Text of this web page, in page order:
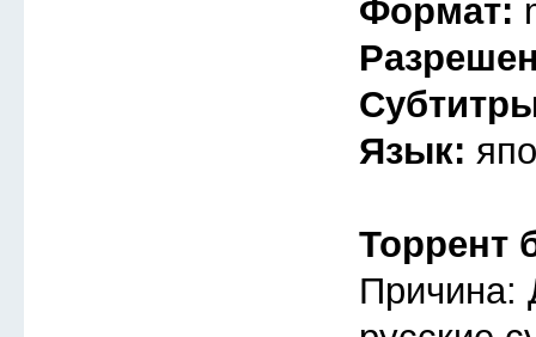
Формат:
Язык:
Торрент
Причина: